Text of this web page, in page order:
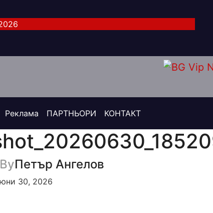
Реклама ПАРТНЬОРИ КОНТАКТ
ByПетър Ангелов
юни 30, 2026